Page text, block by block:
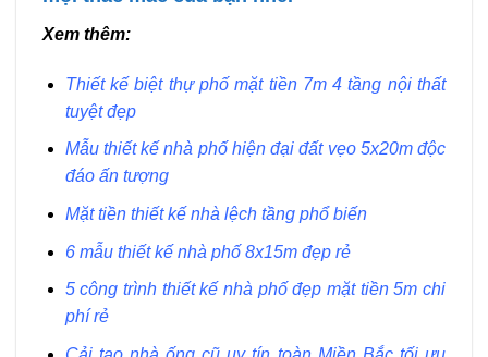
Xem thêm:
Thiết kế biệt thự phố mặt tiền 7m 4 tầng nội thất
tuyệt đẹp
Mẫu thiết kế nhà phố hiện đại đất vẹo 5x20m độc
đáo ấn tượng
Mặt tiền thiết kế nhà lệch tầng phổ biến
6 mẫu thiết kế nhà phố 8x15m đẹp rẻ
5 công trình thiết kế nhà phố đẹp mặt tiền 5m chi
phí rẻ